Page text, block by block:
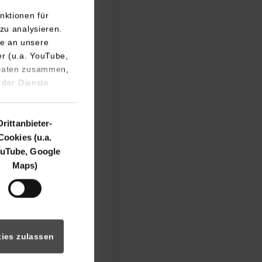
für
analysieren.
an unsere
(u.a. YouTube,
zusammen,
Dienste
(u.a.
Google
Maps)
zulassen
Seitdem
Wirtschaft
sein.
Erreichen von